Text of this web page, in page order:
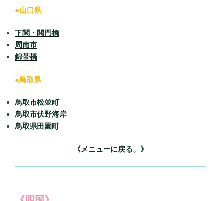
●山口県
下関・関門橋
周南市
錦帯橋
●鳥取県
鳥取市松並町
鳥取市伏野海岸
鳥取県田園町
《メニューに戻る。》